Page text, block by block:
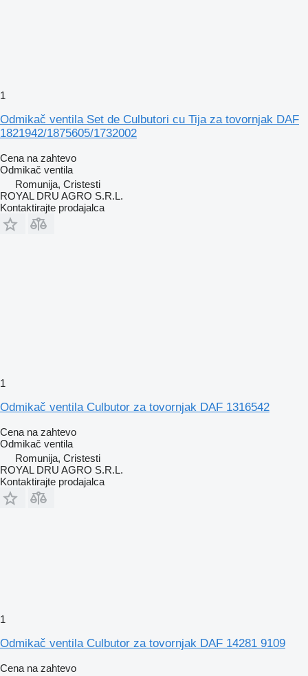
1
Odmikač ventila Set de Culbutori cu Tija za tovornjak DAF
1821942/1875605/1732002
Cena na zahtevo
Odmikač ventila
Romunija, Cristesti
ROYAL DRU AGRO S.R.L.
Kontaktirajte prodajalca
1
Odmikač ventila Culbutor za tovornjak DAF 1316542
Cena na zahtevo
Odmikač ventila
Romunija, Cristesti
ROYAL DRU AGRO S.R.L.
Kontaktirajte prodajalca
1
Odmikač ventila Culbutor za tovornjak DAF 14281 9109
Cena na zahtevo